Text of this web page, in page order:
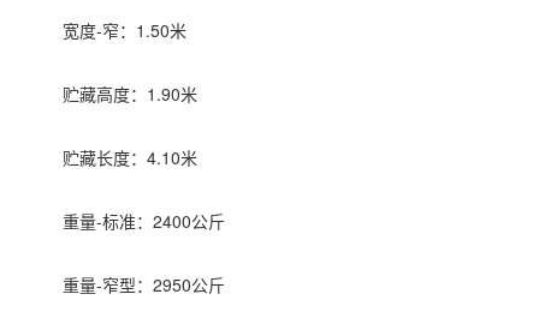
宽度-窄：1.50米
贮藏高度：1.90米
贮藏长度：4.10米
重量-标准：2400公斤
重量-窄型：2950公斤